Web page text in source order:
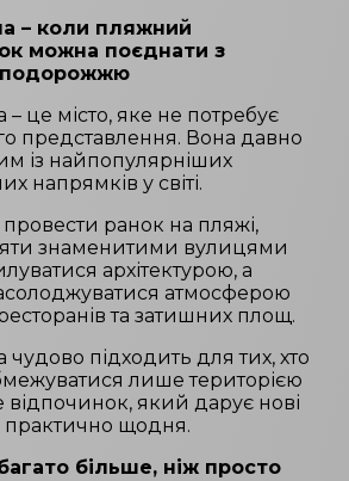
– коли пляжний
можна поєднати з
– це місто, яке не потребує
представлення. Вона давно
із найпопулярніших
напрямків у світі.
ранок на пляжі,
знаменитими вулицями
архітектурою, а
атмосферою
та затишних площ.
чудово підходить для тих, хто
лише територією
відпочинок, який дарує нові
щодня.
більше, ніж просто